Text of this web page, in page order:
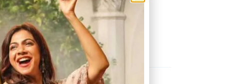
More Posts
പ്രൊഫഷണൽ